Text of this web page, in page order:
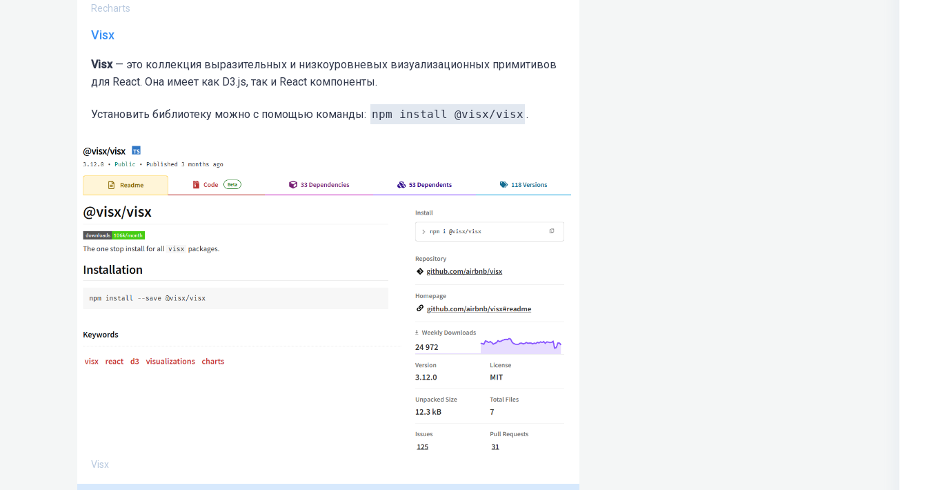
Recharts
Visx
Visx — это коллекция выразительных и низкоуровневых визуализационных примитивов
для React. Она имеет как D3.js, так и React компоненты.
Установить библиотеку можно с помощью команды: npm install @visx/visx .
Visx